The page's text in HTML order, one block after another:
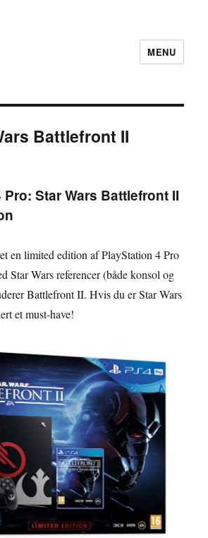
MENU
Battlefront II
Star Wars Battlefront II
en limited edition af PlayStation 4 Pro
Star Wars referencer (både konsol og
Battlefront II. Hvis du er Star Wars
et must-have!